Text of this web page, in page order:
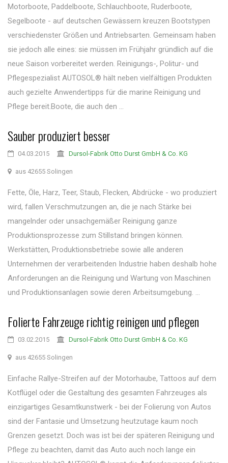
Motorboote, Paddelboote, Schlauchboote, Ruderboote,
Segelboote - auf deutschen Gewässern kreuzen Bootstypen
verschiedenster Größen und Antriebsarten. Gemeinsam haben
sie jedoch alle eines: sie müssen im Frühjahr gründlich auf die
neue Saison vorbereitet werden. Reinigungs-, Politur- und
Pflegespezialist AUTOSOL® hält neben vielfältigen Produkten
auch gezielte Anwendertipps für die marine Reinigung und
Pflege bereit.Boote, die auch den ...
Sauber produziert besser
04.03.2015 Dursol-Fabrik Otto Durst GmbH & Co. KG
aus 42655 Solingen
Fette, Öle, Harz, Teer, Staub, Flecken, Abdrücke - wo produziert
wird, fallen Verschmutzungen an, die je nach Stärke bei
mangelnder oder unsachgemäßer Reinigung ganze
Produktionsprozesse zum Stillstand bringen können.
Werkstätten, Produktionsbetriebe sowie alle anderen
Unternehmen der verarbeitenden Industrie haben deshalb hohe
Anforderungen an die Reinigung und Wartung von Maschinen
und Produktionsanlagen sowie deren Arbeitsumgebung. ...
Folierte Fahrzeuge richtig reinigen und pflegen
03.02.2015 Dursol-Fabrik Otto Durst GmbH & Co. KG
aus 42655 Solingen
Einfache Rallye-Streifen auf der Motorhaube, Tattoos auf dem
Kotflügel oder die Gestaltung des gesamten Fahrzeuges als
einzigartiges Gesamtkunstwerk - bei der Folierung von Autos
sind der Fantasie und Umsetzung heutzutage kaum noch
Grenzen gesetzt. Doch was ist bei der späteren Reinigung und
Pflege zu beachten, damit das Auto auch noch lange ein